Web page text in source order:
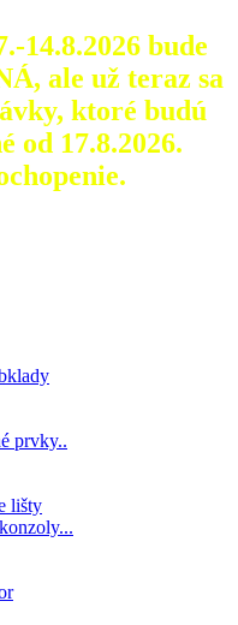
14.8.2026 bude
ale už teraz sa
ktoré budú
od 17.8.2026.
prvky..
lišty